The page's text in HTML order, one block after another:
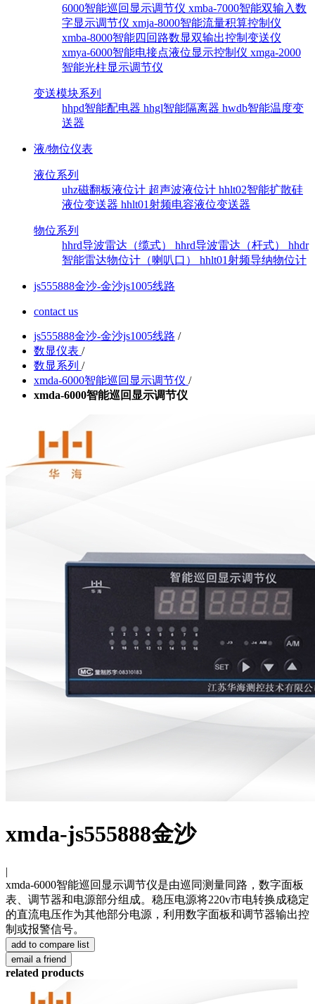
6000智能巡回显示调节仪 xmba-7000智能双输入数
字显示调节仪 xmja-8000智能流量积算控制仪
xmba-8000智能四回路数显双输出控制变送仪
xmya-6000智能电接点液位显示控制仪 xmga-2000
智能光柱显示调节仪
变送模块系列
hhpd智能配电器 hhgl智能隔离器 hwdb智能温度变
送器
液/物位仪表
液位系列
uhz磁翻板液位计 超声波液位计 hhlt02智能扩散硅
液位变送器 hhlt01射频电容液位变送器
物位系列
hhrd导波雷达（缆式） hhrd导波雷达（杆式） hhdr
智能雷达物位计（喇叭口） hhlt01射频导纳物位计
js555888金沙-金沙js1005线路
contact us
js555888金沙-金沙js1005线路 /
数显仪表 /
数显系列 /
xmda-6000智能巡回显示调节仪 /
xmda-6000智能巡回显示调节仪
xmda-js555888金沙
|
xmda-6000智能巡回显示调节仪是由巡同测量同路，数字面板
表、调节器和电源部分组成。稳压电源将220v市电转换成稳定
的直流电压作为其他部分电源，利用数字面板和调节器输出控
制或报警信号。
related products